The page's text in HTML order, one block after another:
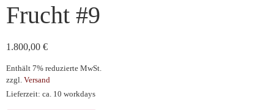
Frucht #9
1.800,00 €
Enthält 7% reduzierte MwSt.
zzgl. Versand
Lieferzeit: ca. 10 workdays